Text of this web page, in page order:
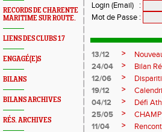
RECORDS DE CHARENTE
MARITIME SUR ROUTE.
LIENS DES CLUBS 17
ENGAGÉ(E)S
BILANS
BILANS ARCHIVES
RÉS. ARCHIVES
Login (Email)
:
Mot de Passe :
13/12 >
24/04
>
Bilan
12/06
>
19/12
>
04/12
>
Défi
25/05
>
11/04
>